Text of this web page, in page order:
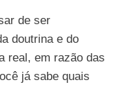
de ser
doutrina e do
real, em razão das
já sabe quais